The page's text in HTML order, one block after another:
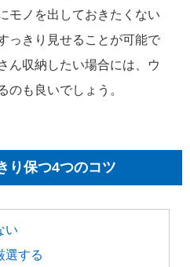
モノを出しておきたくない
っきり見せることが可能で
ん収納したい場合には、ウ
のも良いでしょう。
り保つ4つのコツ
い
選する